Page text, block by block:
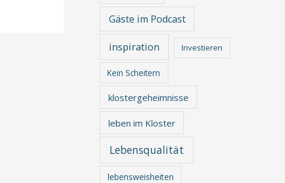
Gäste im Podcast
inspiration Investieren
Kein Scheitern
klostergeheimnisse
leben im Kloster
Lebensqualität
lebensweisheiten